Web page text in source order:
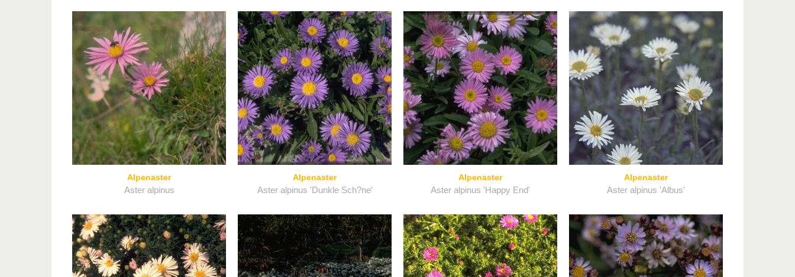
Alpenaster
Aster alpinus
Alpenaster
Aster alpinus 'Dunkle Sch?ne'
Alpenaster
Aster alpinus 'Happy End'
Alpenaster
Aster alpinus 'Albus'